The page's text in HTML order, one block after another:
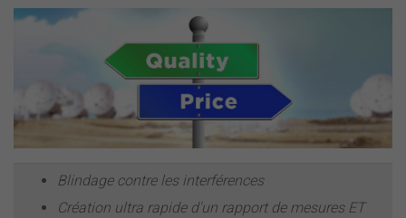
Blindage contre les interférences
Création ultra rapide d'un rapport de mesures ET